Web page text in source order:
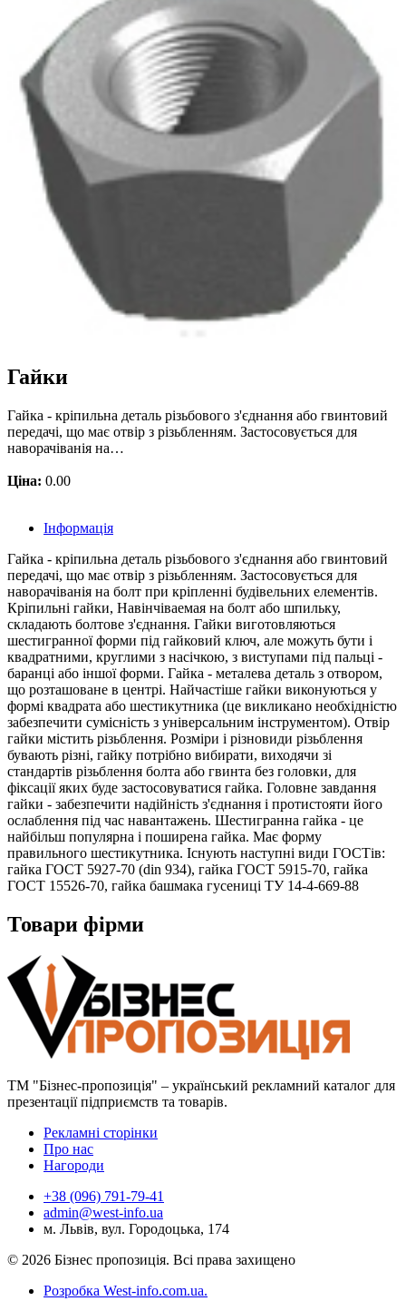
Гайки
Гайка - кріпильна деталь різьбового з'єднання або гвинтовий
передачі, що має отвір з різьбленням. Застосовується для
наворачіванія на…
Ціна: 0.00
Інформація
Гайка - кріпильна деталь різьбового з'єднання або гвинтовий
передачі, що має отвір з різьбленням. Застосовується для
наворачіванія на болт при кріпленні будівельних елементів.
Кріпильні гайки, Навінчіваемая на болт або шпильку,
складають болтове з'єднання. Гайки виготовляються
шестигранної форми під гайковий ключ, але можуть бути і
квадратними, круглими з насічкою, з виступами під пальці -
баранці або іншої форми. Гайка - металева деталь з отвором,
що розташоване в центрі. Найчастіше гайки виконуються у
формі квадрата або шестикутника (це викликано необхідністю
забезпечити сумісність з універсальним інструментом). Отвір
гайки містить різьблення. Розміри і різновиди різьблення
бувають різні, гайку потрібно вибирати, виходячи зі
стандартів різьблення болта або гвинта без головки, для
фіксації яких буде застосовуватися гайка. Головне завдання
гайки - забезпечити надійність з'єднання і протистояти його
ослаблення під час навантажень. Шестигранна гайка - це
найбільш популярна і поширена гайка. Має форму
правильного шестикутника. Існують наступні види ГОСТів:
гайка ГОСТ 5927-70 (din 934), гайка ГОСТ 5915-70, гайка
ГОСТ 15526-70, гайка башмака гусениці ТУ 14-4-669-88
Товари фірми
ТМ "Бізнес-пропозиція" – український рекламний каталог для
презентації підприємств та товарів.
Рекламні сторінки
Про нас
Нагороди
+38 (096) 791-79-41
admin@west-info.ua
м. Львів, вул. Городоцька, 174
© 2026 Бізнес пропозиція. Всі права захищено
Розробка West-info.com.ua.